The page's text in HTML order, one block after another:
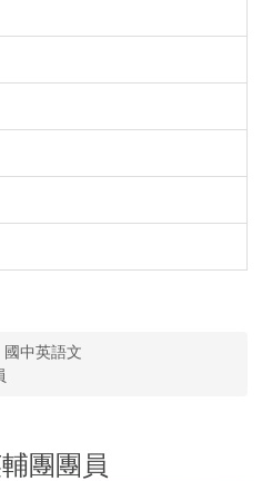
國中英語文
團團員